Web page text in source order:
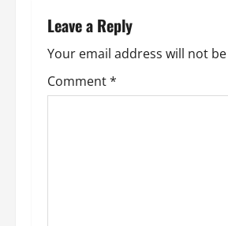
n
a
v
Leave a Reply
Your email address will not
Comment*